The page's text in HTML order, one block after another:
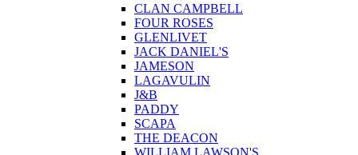
CLAN CAMPBELL
FOUR ROSES
GLENLIVET
JACK DANIEL'S
JAMESON
LAGAVULIN
J&B
PADDY
SCAPA
THE DEACON
WILLIAM LAWSON'S